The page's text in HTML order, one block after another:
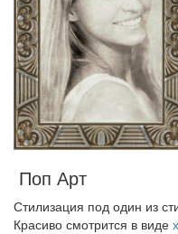
Поп Арт
Стилизация под один из
Красиво смотрится в виде